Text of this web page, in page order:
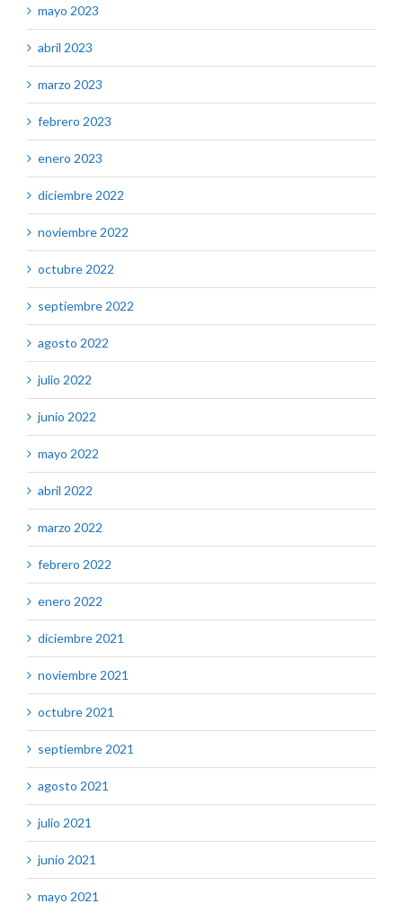
mayo 2023
abril 2023
marzo 2023
febrero 2023
enero 2023
diciembre 2022
noviembre 2022
octubre 2022
septiembre 2022
agosto 2022
julio 2022
junio 2022
mayo 2022
abril 2022
marzo 2022
febrero 2022
enero 2022
diciembre 2021
noviembre 2021
octubre 2021
septiembre 2021
agosto 2021
julio 2021
junio 2021
mayo 2021